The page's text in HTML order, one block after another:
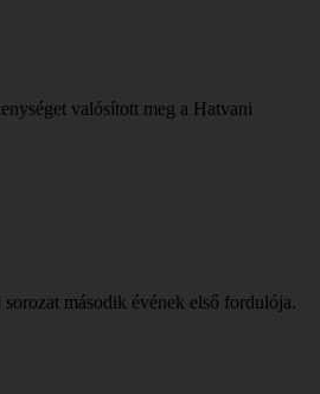
valósított meg a Hatvani
sorozat második évének első fordulója.